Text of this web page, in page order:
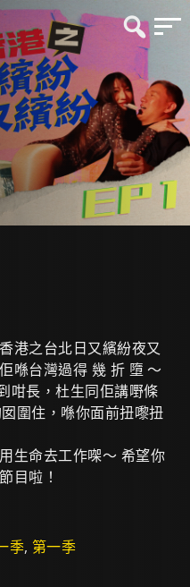
港之台北日又繽紛夜又
喺台灣過得 幾 折 墮 ～
咁長，杜生同佢講嘢條
圍住，喺你面前扭嚟扭
生命去工作㗎～ 希望你
目啦！
季, 第一季